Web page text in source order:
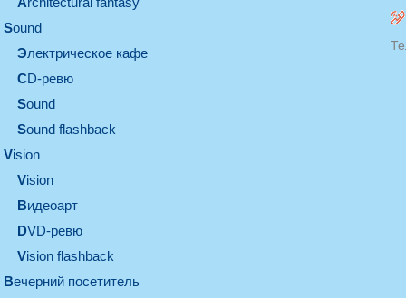
sound
электрическое кафе
CD-ревю
sound
Sound flashback
vision
vision
видеоарт
DVD-ревю
Vision flashback
вечерний посетитель